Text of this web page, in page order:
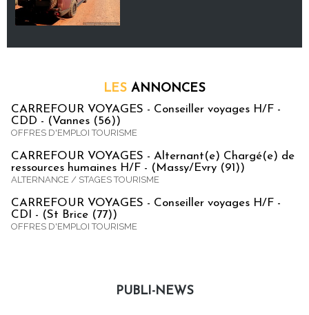
LES ANNONCES
CARREFOUR VOYAGES - Conseiller voyages H/F -
CDD - (Vannes (56))
OFFRES D'EMPLOI TOURISME
CARREFOUR VOYAGES - Alternant(e) Chargé(e) de
ressources humaines H/F - (Massy/Evry (91))
ALTERNANCE / STAGES TOURISME
CARREFOUR VOYAGES - Conseiller voyages H/F -
CDI - (St Brice (77))
OFFRES D'EMPLOI TOURISME
PUBLI-NEWS